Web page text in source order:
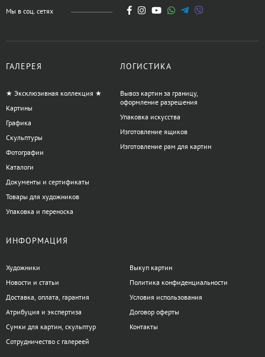
Мы в соц. сетях
ГАЛЕРЕЯ
★ Эксклюзивная коллекция ★
Картины
Графика
Скульптуры
Фотографии
Каталоги
Документы и сертификаты
Товары для художников
Упаковка и переноска
ЛОГИСТИКА
Вывоз картин за границу,
оформление разрешения
Упаковка искусства
Изготовление ящиков
Изготовление рам для картин
ИНФОРМАЦИЯ
Художники
Новости и статьи
Доставка, оплата, гарантия
Атрибуция и экспертиза
Сумки для картин, скульптур
Сотрудничество с галереей
Выкуп картин
Политика конфиденциальности
Условия использования
Договор оферты
Контакты